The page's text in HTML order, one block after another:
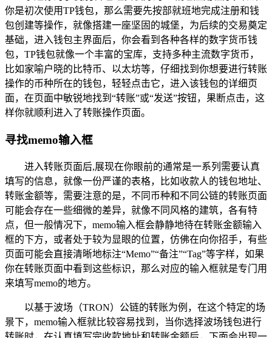
你是初次使用TP钱包，那么需要先按部就班地完成注册和钱
包创建等操作，就像搭建一座坚固的城堡，为后续的交易奠定
基础，进入钱包主界面后，你会看到各种各样的数字货币钱
包，TP钱包就像一个丰富的宝库，支持多种主流数字货币，
比如家喻户晓的比特币、以太坊等，仔细找到你想要进行转账
操作的币种所在的钱包，轻轻点击它，进入该钱包的详细页
面，在页面中敏锐地找到“转账”或“发送”按钮，果断点击，这
样你就顺利进入了转账操作页面。
寻找memo输入框
进入转账页面后,展现在你眼前的通常是一系列需要认真
填写的信息，就像一份严谨的表格，比如收款人的钱包地址、
转账金额等，需要注意的是，不同币种和不同公链的转账页面
可能会存在一些细微的差异，就像不同风格的建筑，各有特
点，但一般情况下，memo输入框会静静地待在转账金额输入
框的下方，或者处于较为显眼的位置，仿佛在向你招手，有些
页面可能会直接清晰地标注“Memo”“备注”“Tag”等字样，如果
你在转账页面中看到这些标识，那么对应的输入框就是专门用
来填写memo的地方。
以基于波场（TRON）公链的转账为例，在这个特定的场
景下，memo输入框就比较容易找到，当你选择波场钱包进行